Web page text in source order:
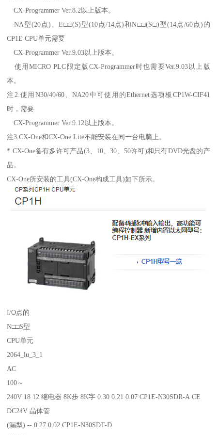
CX-Programmer Ver.8.2以上版本。
NA型(20点)、E□□(S)型(10点/14点)和N□□(S□)型(14点/60点)的
CP1E CPU单元需要
CX-Programmer Ver.9.03以上版本。
使用MICRO PLC限定版CX-Programmer时也需要Ver.9.03以上版
本。
注2.使用N30/40/60、NA20中可使用的Ethernet选项板CP1W-CIF41
时，需要
CX-Programmer Ver.9.12以上版本。
注3.CX-One和CX-One Lite不能安装在同一台电脑上。
* CX-One备有多许可产品(3、10、30、50许可)和只有DVD光盘的产
品。
CX-One所安装的工具(CX-One构成工具)如下所示。
I/O点的
N□□S型
CPU单元
2064_lu_3_1
AC
100～
240V 18 12 继电器 8K步 8K字 0.30 0.21 0.07 CP1E-N30SDR-A CE
DC24V 晶体管
(漏型) -- 0.27 0.02 CP1E-N30SDT-D